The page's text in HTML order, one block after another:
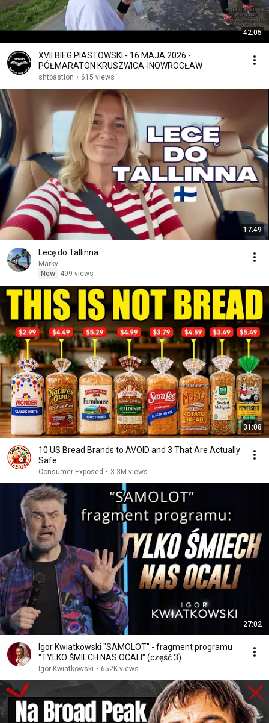
42:05
XVII BIEG PIASTOWSKI - 16 MAJA 2026 -
PÓŁMARATON KRUSZWICA-INOWROCŁAW
shtbastion • 615 views
17:49
Lecę do Tallinna
Marky
New
499 views
31:08
10 US Bread Brands to AVOID and 3 That Are Actually
Safe
Consumer Exposed • 3.3M views
27:02
Igor Kwiatkowski "SAMOLOT" - fragment programu
"TYLKO ŚMIECH NAS OCALI" (część 3)
Igor Kwiatkowski • 652K views